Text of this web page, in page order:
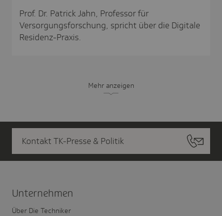
Prof. Dr. Patrick Jahn, Professor für
Versorgungsforschung, spricht über die Digitale
Residenz-Praxis.
Mehr anzeigen
Kontakt TK-Presse & Politik
Unter­nehmen
Über Die Techniker